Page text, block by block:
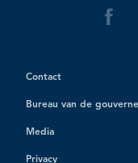
Contact
Bureau van de
Media
Privacy